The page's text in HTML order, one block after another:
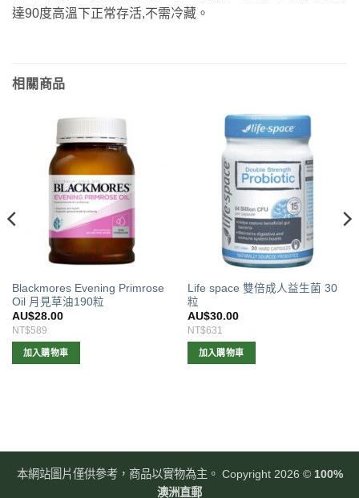
達90度高溫下正常存活,不需冷藏。
相關商品
Blackmores Evening Primrose
Oil 月見草油190粒
AU$28.00
NT$589
加入購物車
Life space 雙倍成人益生菌 30
粒
AU$30.00
NT$631
加入購物車
本網站圖片僅供參考，商品以實物為主。 Copyright 2026 © 100%
澳洲直郵